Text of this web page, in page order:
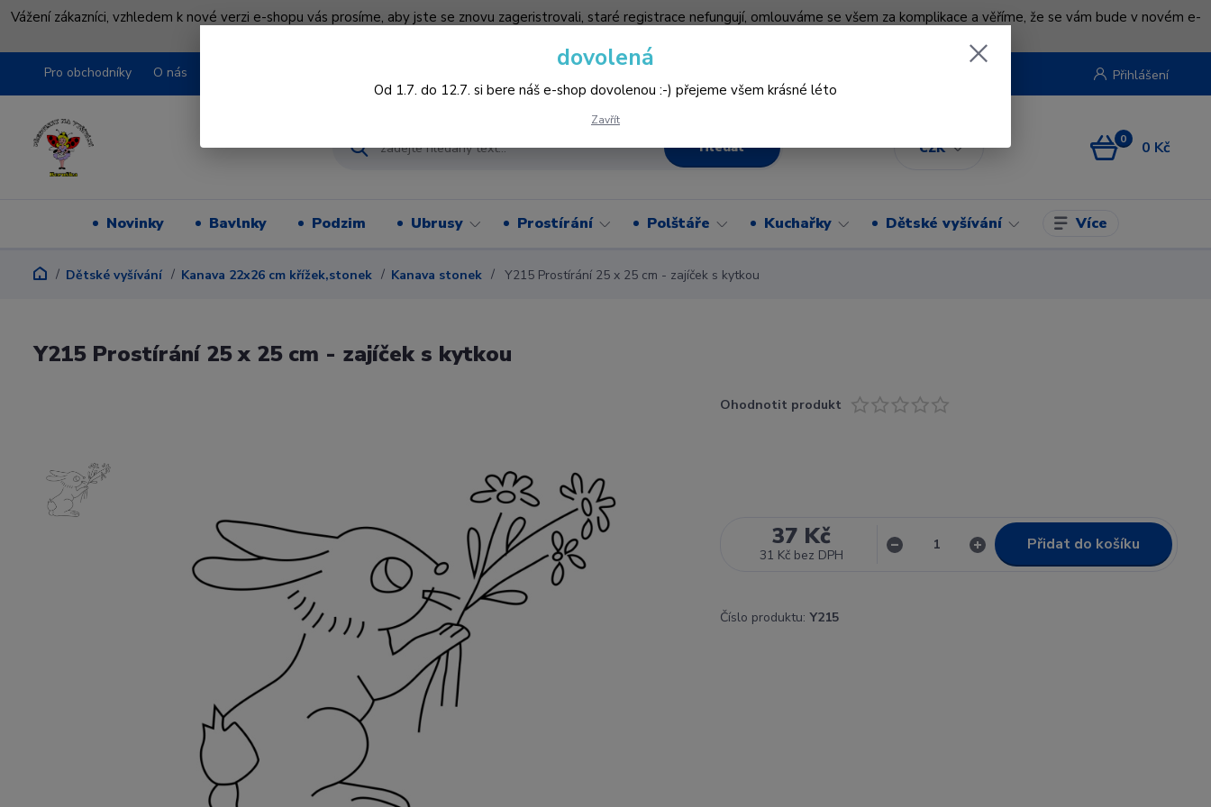
Vážení zákazníci, vzhledem k nové verzi e-shopu vás prosíme, aby jste se znovu zageristrovali, staré registrace nefungují, omlouváme se všem za komplikace a věříme, že se vám bude v novém e-
Pro obchodníky O nás
CZK
Přihlášení
Hledat 0 0 Kč
Novinky Bavlnky Podzim Ubrusy Prostírání Polštáře Kuchařky Dětské vyšívání Více
Dětské vyšívání Kanava 22x26 cm křížek,stonek Kanava stonek Y215 Prostírání 25 x 25 cm - zajíček s kytkou
Y215 Prostírání 25 x 25 cm - zajíček s kytkou
Ohodnotit produkt
37 Kč
31 Kč bez DPH
Přidat do košíku
Číslo produktu: Y215
dovolená
Od 1.7. do 12.7. si bere náš e-shop dovolenou :-) přejeme všem krásné léto
Zavřít